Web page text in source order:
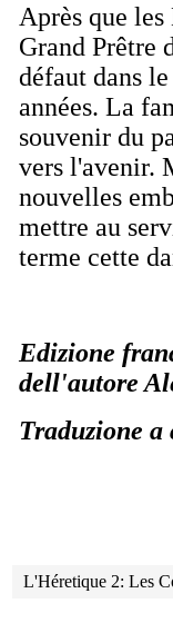
Après que
Grand Prêtre
défaut dans
années. La
souvenir du
vers l'avenir.
nouvelles emb
mettre au
terme cette
Edizione
dell'autore
Traduzione a
L'Héretique 2: Les